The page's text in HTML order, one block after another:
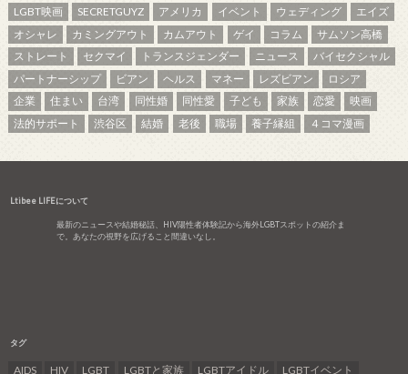
LGBT映画
SECRETGUYZ アメリカ イベント ウェディング
エイズ
オシャレ
カミングアウト カムアウト ゲイ コラム
サムソン高橋
ストレート
セクマイ トランスジェンダー ニュース
バイセクシャル
パートナーシップ
ビアン ヘルス マネー レズビアン
ロシア
企業
住まい 台湾 同性婚 同性愛 子ども 家族 恋愛
映画
法的サポート
渋谷区 結婚 老後 職場 養子縁組 ４コマ漫画
Ltibee LIFEについて
最新のニュースや結婚秘話、HIV陽性者体験記から海外LGBTスポットの紹介ま
で。あなたの視野を広げること間違いなし。
タグ
AIDS HIV LGBT LGBTと家族 LGBTアイドル LGBTイベント